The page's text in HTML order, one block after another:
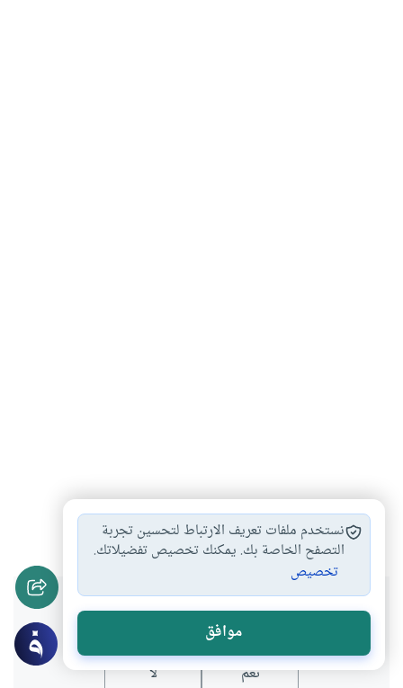
القرآن الكريم
هل انتفعت بهذا المحتوى؟
نعم لا
نستخدم ملفات تعريف الارتباط لتحسين تجربة
التصفح الخاصة بك. يمكنك تخصيص تفضيلاتك.
تخصيص
موافق